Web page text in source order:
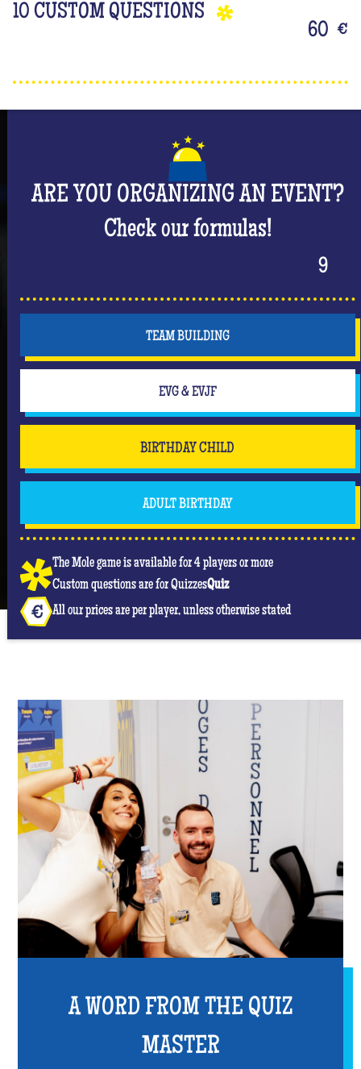
10 CUSTOM QUESTIONS
60 €
ARE YOU ORGANIZING AN EVENT?
Check our formulas!
9
TEAM BUILDING
EVG & EVJF
BIRTHDAY CHILD
ADULT BIRTHDAY
The Mole game is available for 4 players or more
Custom questions are for QuizzesQuiz
All our prices are per player, unless otherwise stated
A WORD FROM THE QUIZ
MASTER